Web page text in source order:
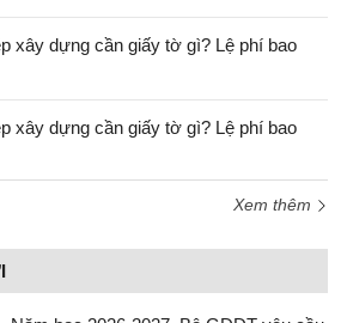
xây dựng cần giấy tờ gì? Lệ phí bao
xây dựng cần giấy tờ gì? Lệ phí bao
Xem thêm